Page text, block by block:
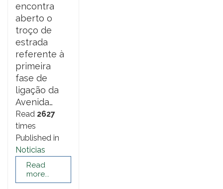
encontra
aberto o
troço de
estrada
referente à
primeira
fase de
ligação da
Avenida…
Read 2627
times
Published in
Noticias
Read
more...